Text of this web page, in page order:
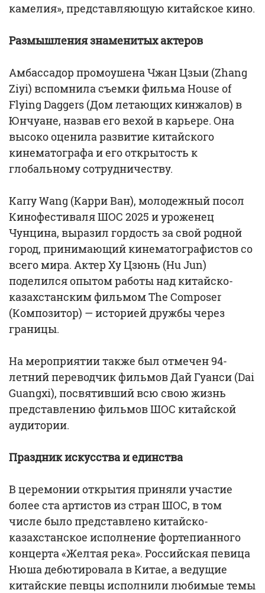
камелия», представляющую китайское кино.
Размышления знаменитых актеров
Амбассадор промоушена Чжан Цзыи (Zhang
Ziyi) вспомнила съемки фильма House of
Flying Daggers (Дом летающих кинжалов) в
Юнчуане, назвав его вехой в карьере. Она
высоко оценила развитие китайского
кинематографа и его открытость к
глобальному сотрудничеству.
Karry Wang (Карри Ван), молодежный посол
Кинофестиваля ШОС 2025 и уроженец
Чунцина, выразил гордость за свой родной
город, принимающий кинематографистов со
всего мира. Актер Ху Цзюнь (Hu Jun)
поделился опытом работы над китайско-
казахстанским фильмом The Composer
(Композитор) — историей дружбы через
границы.
На мероприятии также был отмечен 94-
летний переводчик фильмов Дай Гуанси (Dai
Guangxi), посвятивший всю свою жизнь
представлению фильмов ШОС китайской
аудитории.
Праздник искусства и единства
В церемонии открытия приняли участие
более ста артистов из стран ШОС, в том
числе было представлено китайско-
казахстанское исполнение фортепианного
концерта «Желтая река». Российская певица
Нюша дебютировала в Китае, а ведущие
китайские певцы исполнили любимые темы